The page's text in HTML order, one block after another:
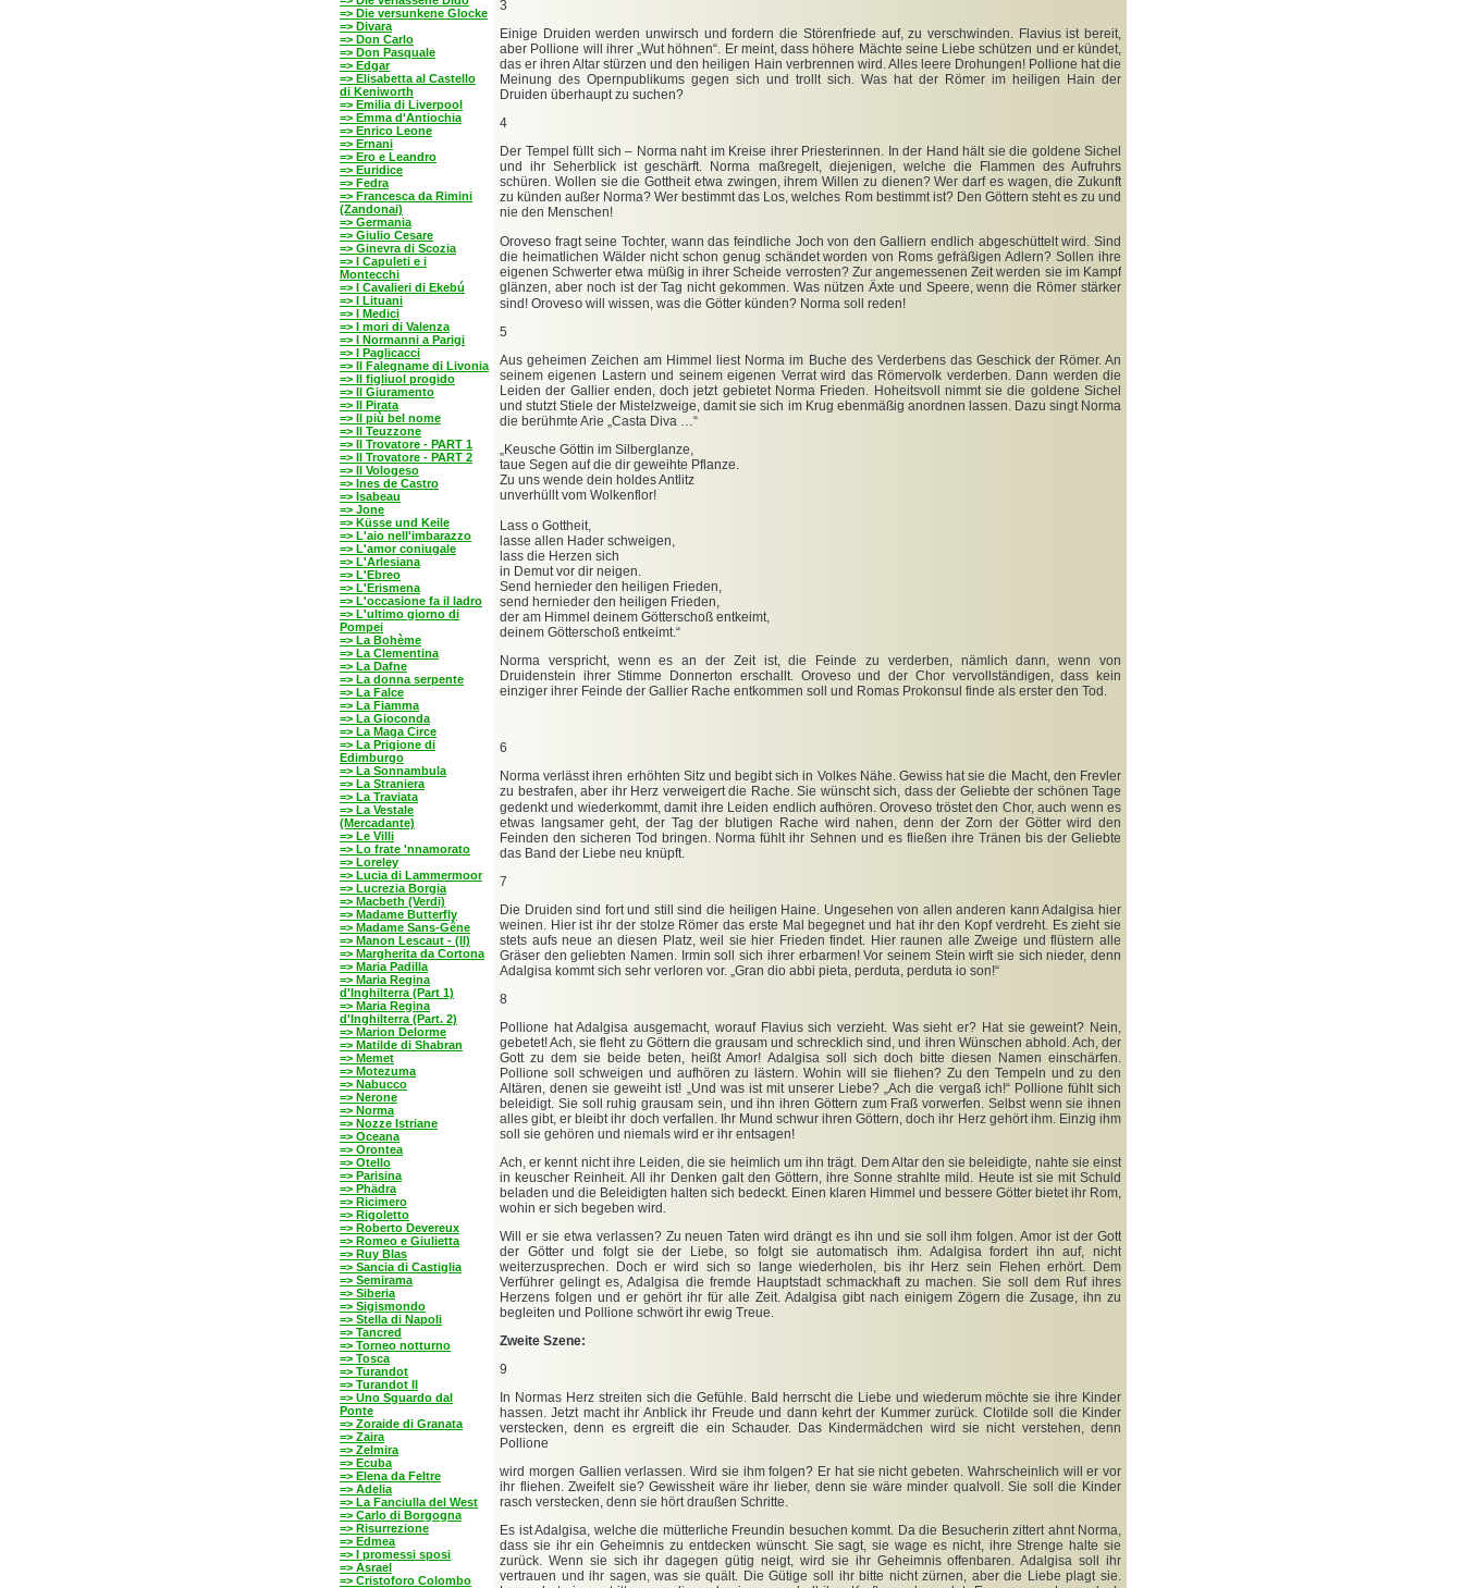
=> Die versunkene Glocke
=> Divara
=> Don Carlo
=> Don Pasquale
=> Edgar
=> Elisabetta al Castello
di Keniworth
=> Emilia di Liverpool
=> Emma d'Antiochia
=> Enrico Leone
=> Ernani
=> Ero e Leandro
=> Euridice
=> Fedra
=> Francesca da Rimini
(Zandonai)
=> Germania
=> Giulio Cesare
=> Ginevra di Scozia
=> I Capuleti e i
Montecchi
=> I Cavalieri di Ekebú
=> I Lituani
=> I Medici
=> I mori di Valenza
=> I Normanni a Parigi
=> I Paglicacci
=> Il Falegname di Livonia
=> Il figliuol progido
=> Il Giuramento
=> Il Pirata
=> Il più bel nome
=> Il Teuzzone
=> Il Trovatore - PART 1
=> Il Trovatore - PART 2
=> Il Vologeso
=> Ines de Castro
=> Isabeau
=> Jone
=> Küsse und Keile
=> L'aio nell'imbarazzo
=> L'amor coniugale
=> L'Arlesiana
=> L'Ebreo
=> L'Erismena
=> L'occasione fa il ladro
=> L'ultimo giorno di
Pompei
=> La Bohème
=> La Clementina
=> La Dafne
=> La donna serpente
=> La Falce
=> La Fiamma
=> La Gioconda
=> La Maga Circe
=> La Prigione di
Edimburgo
=> La Sonnambula
=> La Straniera
=> La Traviata
=> La Vestale
(Mercadante)
=> Le Villi
=> Lo frate 'nnamorato
=> Loreley
=> Lucia di Lammermoor
=> Lucrezia Borgia
=> Macbeth (Verdi)
=> Madame Butterfly
=> Madame Sans-Gêne
=> Manon Lescaut - (II)
=> Margherita da Cortona
=> Maria Padilla
=> Maria Regina
d'Inghilterra (Part 1)
=> Maria Regina
d'Inghilterra (Part. 2)
=> Marion Delorme
=> Matilde di Shabran
=> Memet
=> Motezuma
=> Nabucco
=> Nerone
=> Norma
=> Nozze Istriane
=> Oceana
=> Orontea
=> Otello
=> Parisina
=> Phädra
=> Ricimero
=> Rigoletto
=> Roberto Devereux
=> Romeo e Giulietta
=> Ruy Blas
=> Sancia di Castiglia
=> Semirama
=> Siberia
=> Sigismondo
=> Stella di Napoli
=> Tancred
=> Torneo notturno
=> Tosca
=> Turandot
=> Turandot II
=> Uno Sguardo dal
Ponte
=> Zoraide di Granata
=> Zaira
=> Zelmira
=> Ecuba
=> Elena da Feltre
=> Adelia
=> La Fanciulla del West
=> Carlo di Borgogna
=> Risurrezione
=> Edmea
=> I promessi sposi
=> Asrael
=> Cristoforo Colombo
3
Einige Druiden werden unwirsch und fordern die Störenfriede auf, zu verschwinden. Flavius ist bereit,
aber Pollione will ihrer „Wut höhnen“. Er meint, dass höhere Mächte seine Liebe schützen und er kündet,
das er ihren Altar stürzen und den heiligen Hain verbrennen wird. Alles leere Drohungen! Pollione hat die
Meinung des Opernpublikums gegen sich und trollt sich. Was hat der Römer im heiligen Hain der
Druiden überhaupt zu suchen?
4
Der Tempel füllt sich – Norma naht im Kreise ihrer Priesterinnen. In der Hand hält sie die goldene Sichel
und ihr Seherblick ist geschärft. Norma maßregelt, diejenigen, welche die Flammen des Aufruhrs
schüren. Wollen sie die Gottheit etwa zwingen, ihrem Willen zu dienen? Wer darf es wagen, die Zukunft
zu künden außer Norma? Wer bestimmt das Los, welches Rom bestimmt ist? Den Göttern steht es zu und
nie den Menschen!
Oroveso fragt seine Tochter, wann das feindliche Joch von den Galliern endlich abgeschüttelt wird. Sind
die heimatlichen Wälder nicht schon genug schändet worden von Roms gefräßigen Adlern? Sollen ihre
eigenen Schwerter etwa müßig in ihrer Scheide verrosten? Zur angemessenen Zeit werden sie im Kampf
glänzen, aber noch ist der Tag nicht gekommen. Was nützen Äxte und Speere, wenn die Römer stärker
sind! Oroveso will wissen, was die Götter künden? Norma soll reden!
5
Aus geheimen Zeichen am Himmel liest Norma im Buche des Verderbens das Geschick der Römer. An
seinem eigenen Lastern und seinem eigenen Verrat wird das Römervolk verderben. Dann werden die
Leiden der Gallier enden, doch jetzt gebietet Norma Frieden. Hoheitsvoll nimmt sie die goldene Sichel
und stutzt Stiele der Mistelzweige, damit sie sich im Krug ebenmäßig anordnen lassen. Dazu singt Norma
die berühmte Arie „Casta Diva …“
„Keusche Göttin im Silberglanze,
taue Segen auf die dir geweihte Pflanze.
Zu uns wende dein holdes Antlitz
unverhüllt vom Wolkenflor!
Lass o Gottheit,
lasse allen Hader schweigen,
lass die Herzen sich
in Demut vor dir neigen.
Send hernieder den heiligen Frieden,
send hernieder den heiligen Frieden,
der am Himmel deinem Götterschoß entkeimt,
deinem Götterschoß entkeimt.“
Norma verspricht, wenn es an der Zeit ist, die Feinde zu verderben, nämlich dann, wenn von
Druidenstein ihrer Stimme Donnerton erschallt. Oroveso und der Chor vervollständigen, dass kein
einziger ihrer Feinde der Gallier Rache entkommen soll und Romas Prokonsul finde als erster den Tod.
6
Norma verlässt ihren erhöhten Sitz und begibt sich in Volkes Nähe. Gewiss hat sie die Macht, den Frevler
zu bestrafen, aber ihr Herz verweigert die Rache. Sie wünscht sich, dass der Geliebte der schönen Tage
gedenkt und wiederkommt, damit ihre Leiden endlich aufhören. Oroveso tröstet den Chor, auch wenn es
etwas langsamer geht, der Tag der blutigen Rache wird nahen, denn der Zorn der Götter wird den
Feinden den sicheren Tod bringen. Norma fühlt ihr Sehnen und es fließen ihre Tränen bis der Geliebte
das Band der Liebe neu knüpft.
7
Die Druiden sind fort und still sind die heiligen Haine. Ungesehen von allen anderen kann Adalgisa hier
weinen. Hier ist ihr der stolze Römer das erste Mal begegnet und hat ihr den Kopf verdreht. Es zieht sie
stets aufs neue an diesen Platz, weil sie hier Frieden findet. Hier raunen alle Zweige und flüstern alle
Gräser den geliebten Namen. Irmin soll sich ihrer erbarmen! Vor seinem Stein wirft sie sich nieder, denn
Adalgisa kommt sich sehr verloren vor. „Gran dio abbi pieta, perduta, perduta io son!“
8
Pollione hat Adalgisa ausgemacht, worauf Flavius sich verzieht. Was sieht er? Hat sie geweint? Nein,
gebetet! Ach, sie fleht zu Göttern die grausam und schrecklich sind, und ihren Wünschen abhold. Ach, der
Gott zu dem sie beide beten, heißt Amor! Adalgisa soll sich doch bitte diesen Namen einschärfen.
Pollione soll schweigen und aufhören zu lästern. Wohin will sie fliehen? Zu den Tempeln und zu den
Altären, denen sie geweiht ist! „Und was ist mit unserer Liebe? „Ach die vergaß ich!“ Pollione fühlt sich
beleidigt. Sie soll ruhig grausam sein, und ihn ihren Göttern zum Fraß vorwerfen. Selbst wenn sie ihnen
alles gibt, er bleibt ihr doch verfallen. Ihr Mund schwur ihren Göttern, doch ihr Herz gehört ihm. Einzig ihm
soll sie gehören und niemals wird er ihr entsagen!
Ach, er kennt nicht ihre Leiden, die sie heimlich um ihn trägt. Dem Altar den sie beleidigte, nahte sie einst
in keuscher Reinheit. All ihr Denken galt den Göttern, ihre Sonne strahlte mild. Heute ist sie mit Schuld
beladen und die Beleidigten halten sich bedeckt. Einen klaren Himmel und bessere Götter bietet ihr Rom,
wohin er sich begeben wird.
Will er sie etwa verlassen? Zu neuen Taten wird drängt es ihn und sie soll ihm folgen. Amor ist der Gott
der Götter und folgt sie der Liebe, so folgt sie automatisch ihm. Adalgisa fordert ihn auf, nicht
weiterzusprechen. Doch er wird sich so lange wiederholen, bis ihr Herz sein Flehen erhört. Dem
Verführer gelingt es, Adalgisa die fremde Hauptstadt schmackhaft zu machen. Sie soll dem Ruf ihres
Herzens folgen und er gehört ihr für alle Zeit. Adalgisa gibt nach einigem Zögern die Zusage, ihn zu
begleiten und Pollione schwört ihr ewig Treue.
Zweite Szene:
9
In Normas Herz streiten sich die Gefühle. Bald herrscht die Liebe und wiederum möchte sie ihre Kinder
hassen. Jetzt macht ihr Anblick ihr Freude und dann kehrt der Kummer zurück. Clotilde soll die Kinder
verstecken, denn es ergreift die ein Schauder. Das Kindermädchen wird sie nicht verstehen, denn
Pollione
wird morgen Gallien verlassen. Wird sie ihm folgen? Er hat sie nicht gebeten. Wahrscheinlich will er vor
ihr fliehen. Zweifelt sie? Gewissheit wäre ihr lieber, denn sie wäre minder qualvoll. Sie soll die Kinder
rasch verstecken, denn sie hört draußen Schritte.
Es ist Adalgisa, welche die mütterliche Freundin besuchen kommt. Da die Besucherin zittert ahnt Norma,
dass sie ihr ein Geheimnis zu entdecken wünscht. Sie sagt, sie wage es nicht, ihre Strenge halte sie
zurück. Wenn sie sich ihr dagegen gütig neigt, wird sie ihr Geheimnis offenbaren. Adalgisa soll ihr
vertrauen und ihr sagen, was sie quält. Die Gütige soll ihr bitte nicht zürnen, aber die Liebe plagt sie.